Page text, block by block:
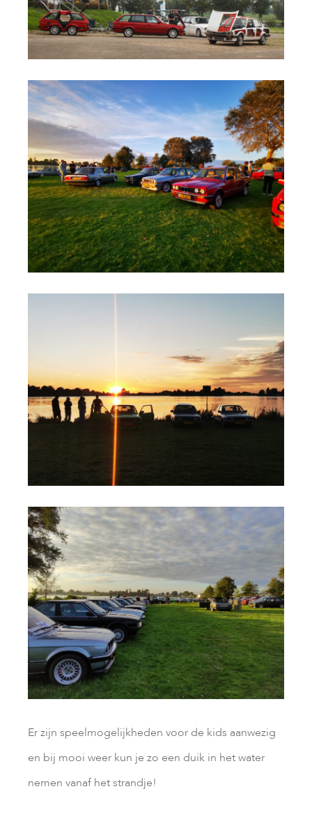
Er zijn speelmogelijkheden voor de kids aanwezig
en bij mooi weer kun je zo een duik in het water
nemen vanaf het strandje!